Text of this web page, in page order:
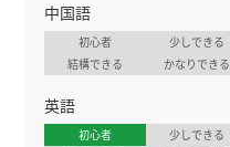
中国語
初心者 少しできる
結構できる
かなりできる
英語
初心者 少しできる